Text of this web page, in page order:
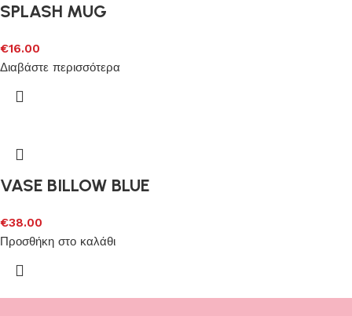
SPLASH MUG
€16.00
Διαβάστε περισσότερα
VASE BILLOW BLUE
€38.00
Προσθήκη στο καλάθι